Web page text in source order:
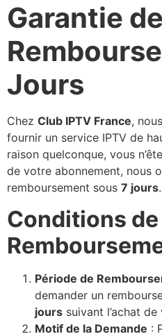
Garantie de
Jours
Chez Club IPTV France,
fournir un service IPTV de
raison quelconque, vous
de votre abonnement, nous
remboursement sous 7 jours.
Conditions de
Période de
demander un
jours suivant l’achat
Motif de la Demande :